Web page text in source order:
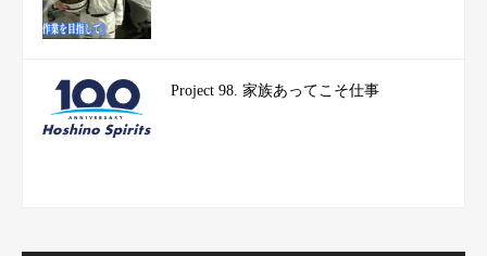
Project 98. 家族あってこそ仕事